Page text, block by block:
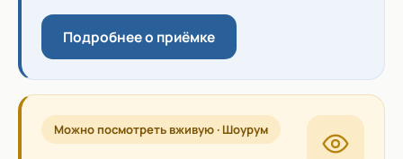
Подробнее о приёмке
Можно посмотреть вживую · Шоурум